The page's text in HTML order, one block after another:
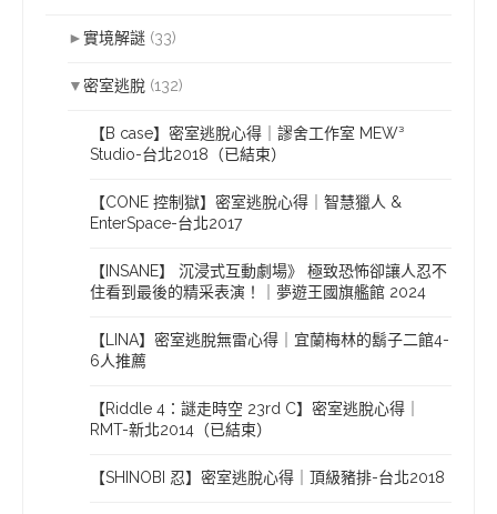
►實境解謎 (33)
▼密室逃脫 (132)
【B case】密室逃脫心得｜謬舍工作室 MEW³
Studio-台北2018（已結束）
【CONE 控制獄】密室逃脫心得｜智慧獵人 &
EnterSpace-台北2017
【INSANE】 沉浸式互動劇場》 極致恐怖卻讓人忍不
住看到最後的精采表演！｜夢遊王國旗艦館 2024
【LINA】密室逃脫無雷心得｜宜蘭梅林的鬍子二館4-
6人推薦
【Riddle 4：謎走時空 23rd C】密室逃脫心得｜
RMT-新北2014（已結束）
【SHINOBI 忍】密室逃脫心得｜頂級豬排-台北2018